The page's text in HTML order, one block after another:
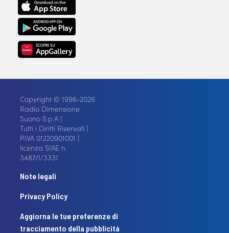
Copyright © 1996-2026
Radio Dimensione
Suono S.p.A |
Tutti i Diritti Riservati |
P.IVA 01220901001 |
licenza SIAE n.
3487/I/3331
Note legali
Privacy Policy
Aggiorna le tue preferenze di
tracciamento della pubblicità